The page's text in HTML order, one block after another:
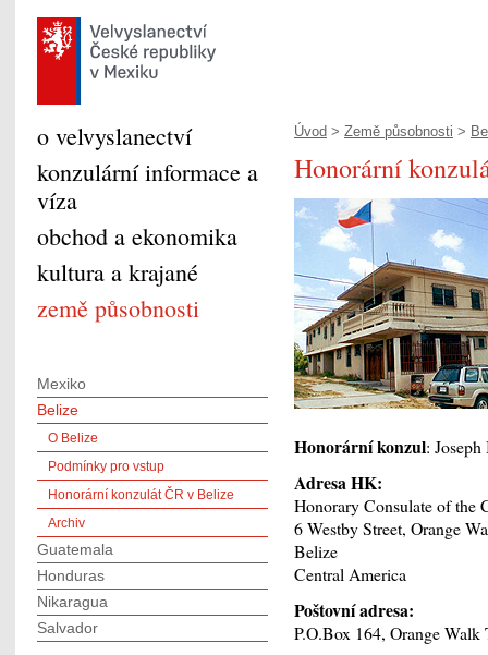
Úvod > Země působnosti >
Honorární
Honorární konzul:
Adresa HK:
Honorary Consulate of the
6 Westby Street, Orange
Belize
Central America
Poštovní adresa:
P.O.Box 164, Orange Walk
o velvyslanectví
konzulární informace a
víza
obchod a ekonomika
kultura a krajané
země působnosti
Mexiko
Belize
O Belize
Podmínky pro vstup
Honorární konzulát ČR v Belize
Archiv
Guatemala
Honduras
Nikaragua
Salvador